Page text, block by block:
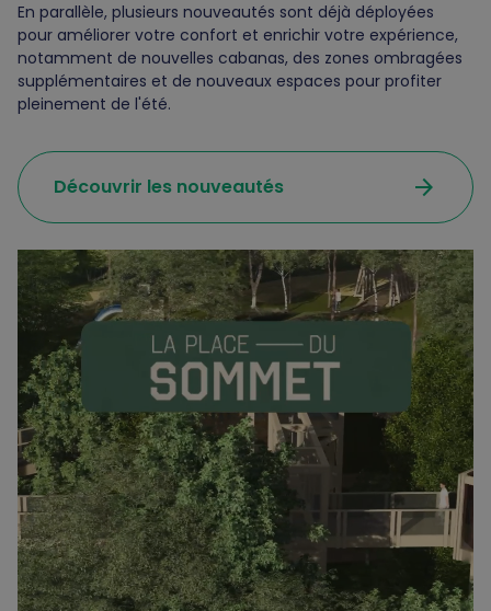
En parallèle, plusieurs nouveautés sont déjà déployées
pour améliorer votre confort et enrichir votre expérience,
notamment de nouvelles cabanas, des zones ombragées
supplémentaires et de nouveaux espaces pour profiter
pleinement de l'été.
Découvrir les nouveautés arrow_forward